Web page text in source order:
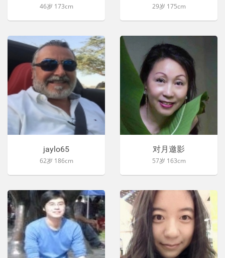
46岁 173cm 29岁 175cm
jaylo65
62岁 186cm
对月邀影
57岁 163cm